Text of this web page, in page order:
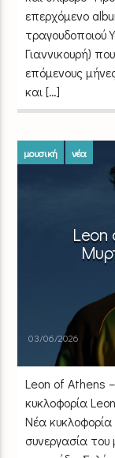
επερχόμενο
τραγουδοποιού
Γιαννικουρή)
επόμενους
και […]
μουσική νέα
Leon
03/06/2026
Leon of Athens
κυκλοφορία
Νέα
συνεργασία